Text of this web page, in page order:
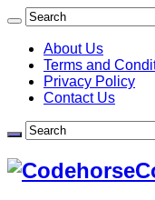
About Us
Terms and
Privacy Policy
Contact Us